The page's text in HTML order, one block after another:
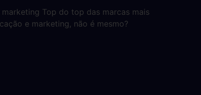
Top do top das marcas mais
e marketing, não é mesmo?